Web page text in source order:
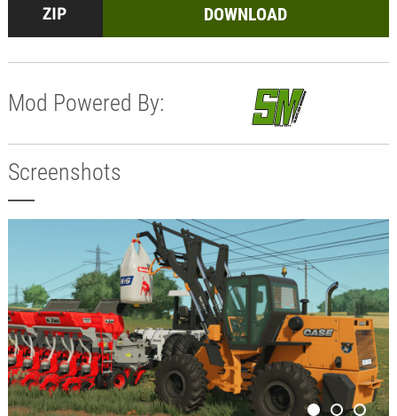
DOWNLOAD
Mod Powered By:
Screenshots